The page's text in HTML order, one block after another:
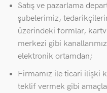
Satış ve pazarlama
şubelerimiz,
üzerindeki formlar,
merkezi gibi kanallarımız
elektronik ortamdan;
Firmamız ile ticari ilişki
teklif vermek gibi